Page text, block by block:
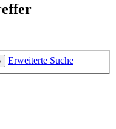
Erweiterte Suche